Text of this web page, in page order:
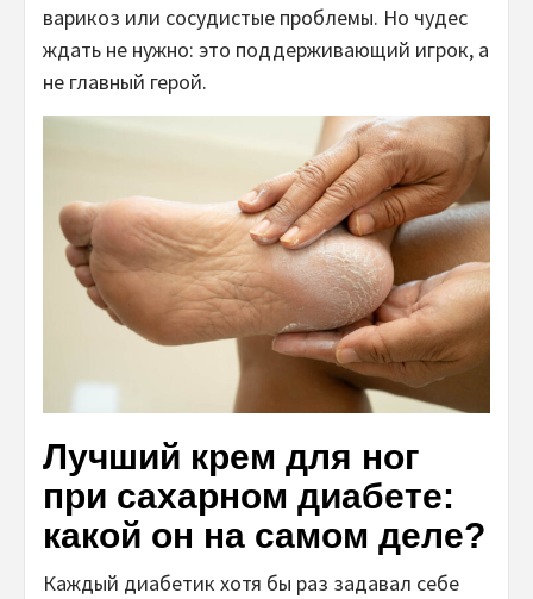
варикоз или сосудистые проблемы. Но чудес
ждать не нужно: это поддерживающий игрок, а
не главный герой.
Лучший крем для ног
при сахарном диабете:
какой он на самом деле?
Каждый диабетик хотя бы раз задавал себе